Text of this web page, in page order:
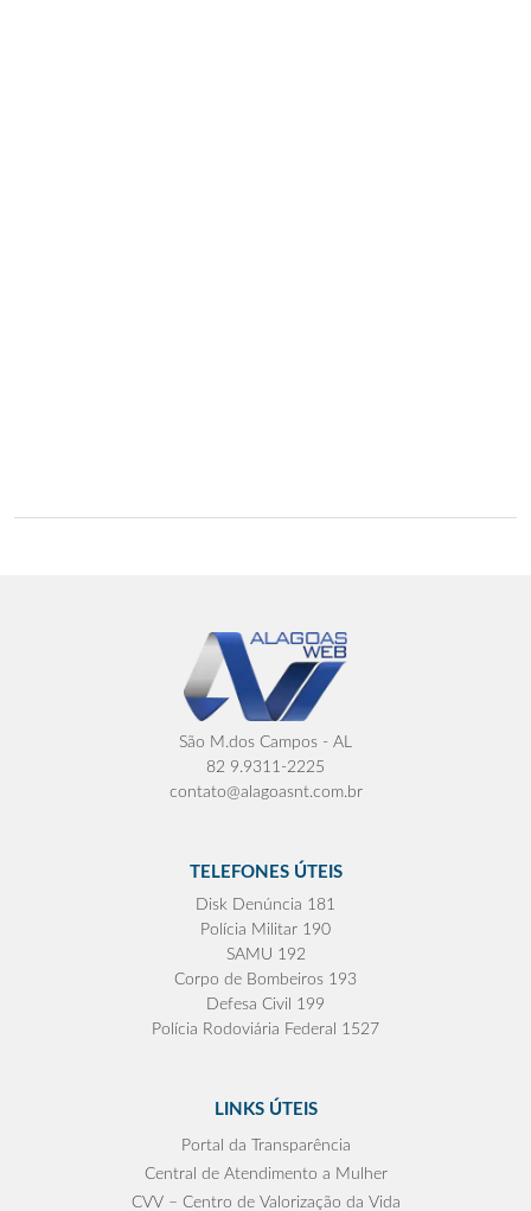
São M.dos Campos - AL
82 9.9311-2225
contato@alagoasnt.com.br
TELEFONES ÚTEIS
Disk Denúncia 181
Polícia Militar 190
SAMU 192
Corpo de Bombeiros 193
Defesa Civil 199
Polícia Rodoviária Federal 1527
LINKS ÚTEIS
Portal da Transparência
Central de Atendimento a Mulher
CVV – Centro de Valorização da Vida